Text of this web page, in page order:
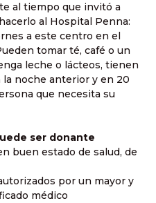
al tiempo que invitó a
al Hospital Penna:
a este centro en el
tomar té, café o un
leche o lácteos, tienen
noche anterior y en 20
que necesita su
ser donante
buen estado de salud, de
por un mayor y
médico